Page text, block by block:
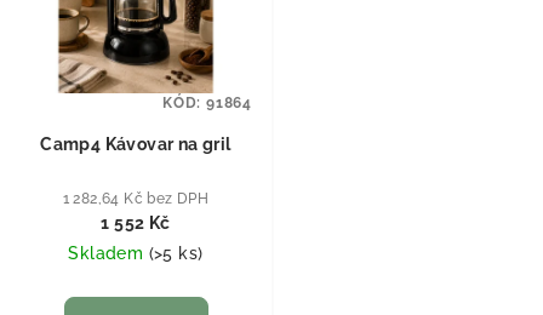
Camp4 Kávovar na gril
1 282,64 Kč bez DPH
1 552 Kč
Skladem (>5 ks)
KÓD: 91864